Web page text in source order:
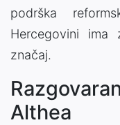
podrška
Hercegovini ima
značaj.
Althea